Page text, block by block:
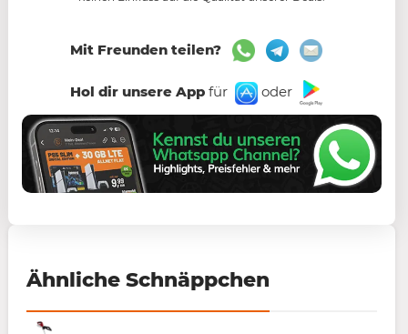
Mit Freunden teilen?
Hol dir unsere Appfür oder
Ähnliche Schnäppchen